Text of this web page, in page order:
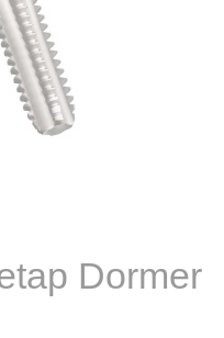
Dormer